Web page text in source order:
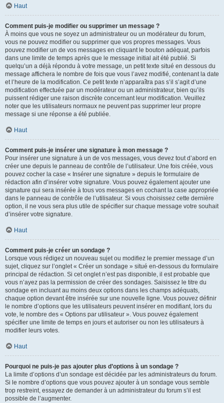
Haut
Comment puis-je modifier ou supprimer un message ?
À moins que vous ne soyez un administrateur ou un modérateur du forum,
vous ne pouvez modifier ou supprimer que vos propres messages. Vous
pouvez modifier un de vos messages en cliquant le bouton adéquat, parfois
dans une limite de temps après que le message initial ait été publié. Si
quelqu’un a déjà répondu à votre message, un petit texte situé en dessous du
message affichera le nombre de fois que vous l’avez modifié, contenant la date
et l’heure de la modification. Ce petit texte n’apparaîtra pas s’il s’agit d’une
modification effectuée par un modérateur ou un administrateur, bien qu’ils
puissent rédiger une raison discrète concernant leur modification. Veuillez
noter que les utilisateurs normaux ne peuvent pas supprimer leur propre
message si une réponse a été publiée.
Haut
Comment puis-je insérer une signature à mon message ?
Pour insérer une signature à un de vos messages, vous devez tout d’abord en
créer une depuis le panneau de contrôle de l’utilisateur. Une fois créée, vous
pouvez cocher la case « Insérer une signature » depuis le formulaire de
rédaction afin d’insérer votre signature. Vous pouvez également ajouter une
signature qui sera insérée à tous vos messages en cochant la case appropriée
dans le panneau de contrôle de l’utilisateur. Si vous choisissez cette dernière
option, il ne vous sera plus utile de spécifier sur chaque message votre souhait
d’insérer votre signature.
Haut
Comment puis-je créer un sondage ?
Lorsque vous rédigez un nouveau sujet ou modifiez le premier message d’un
sujet, cliquez sur l’onglet « Créer un sondage » situé en-dessous du formulaire
principal de rédaction. Si cet onglet n’est pas disponible, il est probable que
vous n’ayez pas la permission de créer des sondages. Saisissez le titre du
sondage en incluant au moins deux options dans les champs adéquats,
chaque option devant être insérée sur une nouvelle ligne. Vous pouvez définir
le nombre d’options que les utilisateurs peuvent insérer en modifiant, lors du
vote, le nombre des « Options par utilisateur ». Vous pouvez également
spécifier une limite de temps en jours et autoriser ou non les utilisateurs à
modifier leurs votes.
Haut
Pourquoi ne puis-je pas ajouter plus d’options à un sondage ?
La limite d’options d’un sondage est décidée par les administrateurs du forum.
Si le nombre d’options que vous pouvez ajouter à un sondage vous semble
trop restreint, essayez de demander à un administrateur du forum s’il est
possible de l’augmenter.